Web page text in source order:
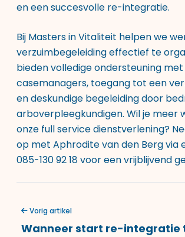
en een succesvolle re-integratie.
Bij Masters in Vitaliteit helpen we
verzuimbegeleiding effectief te
bieden volledige ondersteuning
casemanagers, toegang tot een
en deskundige begeleiding door
arboverpleegkundigen. Wil je meer
onze full service dienstverlening?
op met Aphrodite van den Berg via
085-130 92 18 voor een vrijblijvend
Vorig artikel
Wanneer start re-integratie